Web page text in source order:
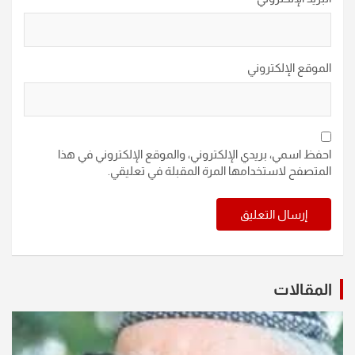
الموقع الإلكتروني
احفظ اسمي، بريدي الإلكتروني، والموقع الإلكتروني في هذا
المتصفح لاستخدامها المرة المقبلة في تعليقي.
المقالات